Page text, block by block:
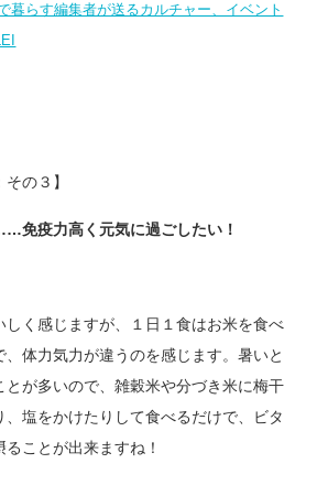
暮らす編集者が送るカルチャー、イベント
の３】
免疫力高く元気に過ごしたい！
しく感じますが、１日１食はお米を食べ
、体力気力が違うのを感じます。暑いと
とが多いので、雑穀米や分づき米に梅干
、塩をかけたりして食べるだけで、ビタ
ことが出来ますね！